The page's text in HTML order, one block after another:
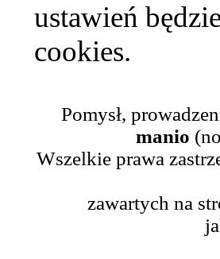
ustawień
cookies.
Pomysł,
manio
Wszelkie prawa
zawartych na